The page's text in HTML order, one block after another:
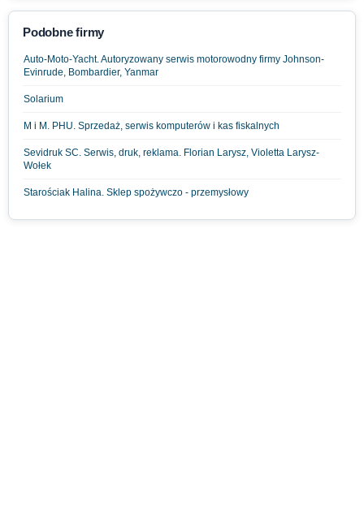
Podobne firmy
Auto-Moto-Yacht. Autoryzowany serwis motorowodny firmy Johnson-
Evinrude, Bombardier, Yanmar
Solarium
M i M. PHU. Sprzedaż, serwis komputerów i kas fiskalnych
Sevidruk SC. Serwis, druk, reklama. Florian Larysz, Violetta Larysz-
Wołek
Starościak Halina. Sklep spożywczo - przemysłowy